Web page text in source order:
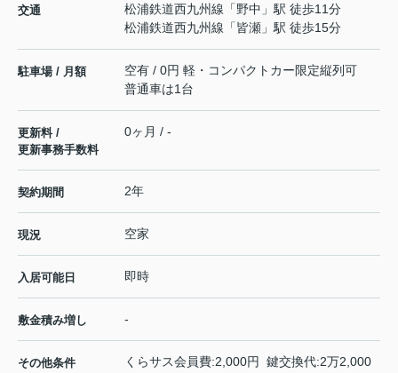
交通 松浦鉄道西九州線 「野中 」駅 徒歩11分
松浦鉄道西九州線 「皆瀬 」駅 徒歩15分
駐車場 / 月額
空有 / 0円 軽・コンパクトカー限定縦列可
普通車は1台
更新料 /
更新事務手数料
0ヶ月 / -
契約期間 2年
現況 空家
入居可能日 即時
敷金積み増し -
その他条件
くらサス会員費:2,000円 鍵交換代:2万2,000